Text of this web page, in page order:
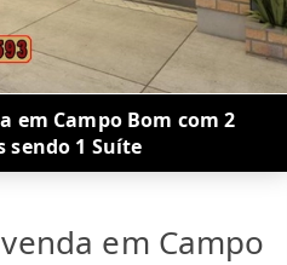
em Campo Bom com 2
1 Suíte
em Campo